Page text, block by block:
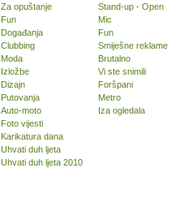
Za opuštanje
Fun
Događanja
Clubbing
Moda
Izložbe
Dizajn
Putovanja
Auto-moto
Foto vijesti
Karikatura dana
Uhvati duh ljeta
Uhvati duh ljeta 2010
Stand-up - Open
Mic
Fun
Smiješne reklame
Brutalno
Vi ste snimili
Foršpani
Metro
Iza ogledala